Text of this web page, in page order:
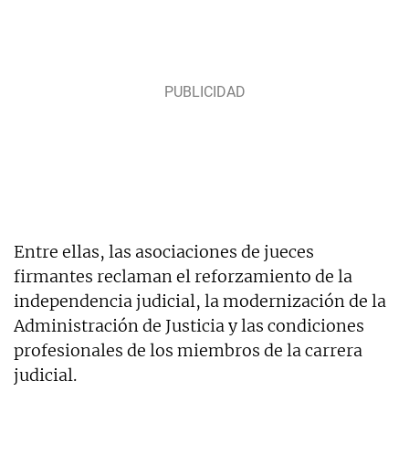
Entre ellas, las asociaciones de jueces
firmantes reclaman el reforzamiento de la
independencia judicial, la modernización de la
Administración de Justicia y las condiciones
profesionales de los miembros de la carrera
judicial.